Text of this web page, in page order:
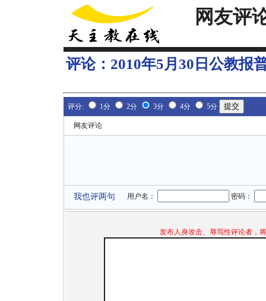
网友评
评论： 2010年5月30日公教报
评分: 1分 2分 3分 4分 5分
网友评论
我也评两句 用户名： 密码：
发布人身攻击、辱骂性评论者，